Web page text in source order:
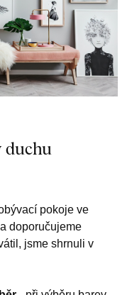
duchu
pokoje ve
doporučujeme
jsme shrnuli v